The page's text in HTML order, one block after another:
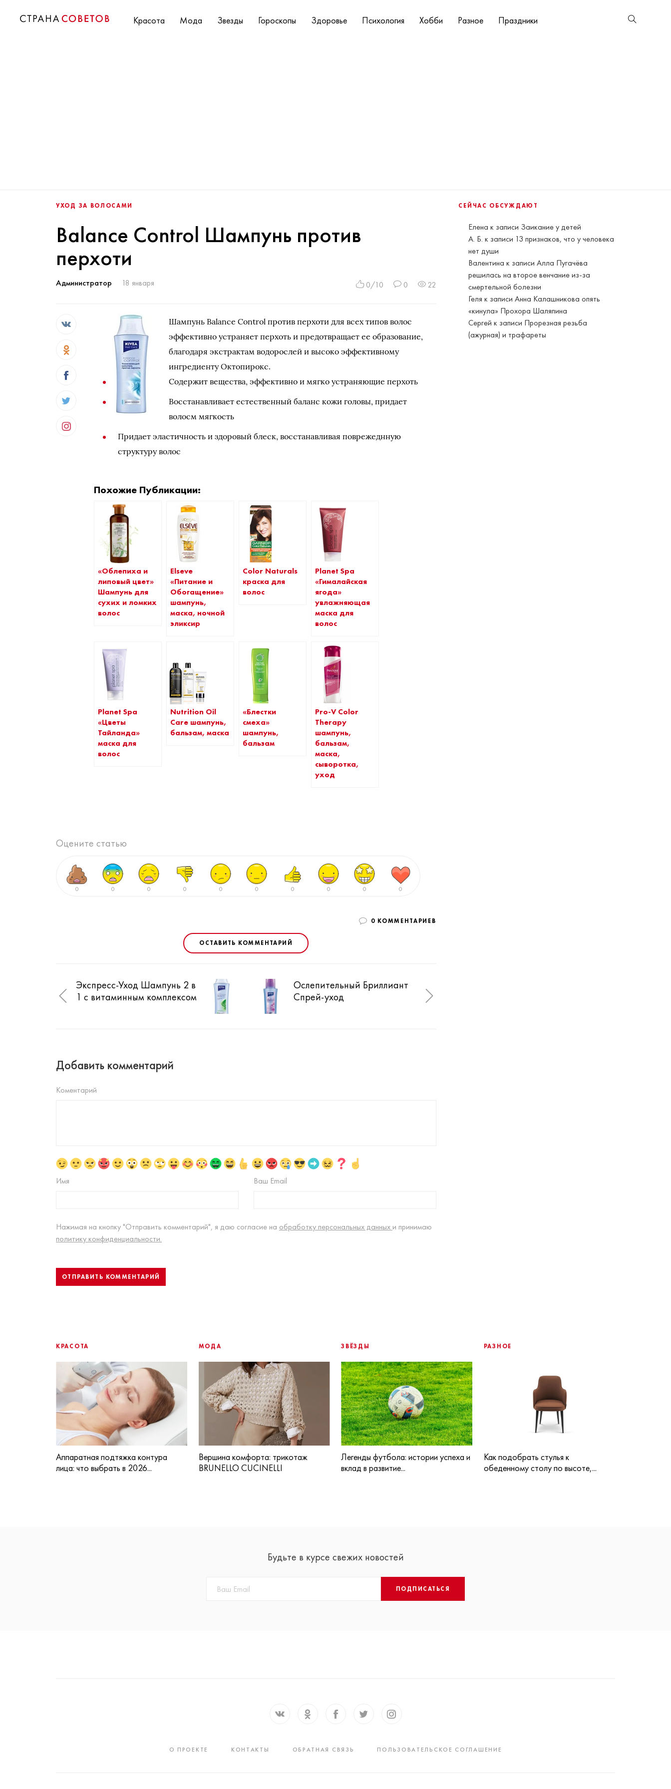
Красота Мода Звезды Гороскопы Здоровье Психология Хобби Разное Праздники
СЕЙЧАС ОБСУЖДАЮТ
Елена к записи Заикание у детей
А. Б. к записи 13 признаков, что у человека
нет души
Валентина к записиАлла Пугачёва
решилась на второе венчание из-за
смертельной болезни
Геля к записиАнна Калашникова опять
«кинула» Прохора Шаляпина
Сергей к записи Прорезная резьба
(ажурная) и трафареты
УХОД ЗА ВОЛОСАМИ
Balance Control Шампунь против
перхоти
Администратор 18 января 0/10 0 22
Шампунь Balance Control против перхоти для всех типов волос
эффективно устраняет перхоть и предотвращает ее образование,
благодаря экстрактам водорослей и высоко эффективному
ингредиенту Октопирокс.
Содержит вещества, эффективно и мягко устраняющие перхоть
Восстанавливает естественный баланс кожи головы, придает
волосм мягкость
Придает эластичность и здоровый блеск, восстанавливая поврежеднную
структуру волос
Похожие Публикации:
«Облепиха и
липовый цвет»
Шампунь для
сухих и ломких
волос
Elseve
«Питание и
Обогащение»
шампунь,
маска, ночной
эликсир
Color Naturals
краска для
волос
Planet Spa
«Гималайская
ягода»
увлажняющая
маска для
волос
Planet Spa
«Цветы
Тайланда»
маска для
волос
Nutrition Oil
Care шампунь,
бальзам, маска
«Блестки
смеха»
шампунь,
бальзам
Pro-V Color
Therapy
шампунь,
бальзам,
маска,
сыворотка,
уход
Оцените статью
0 0 0 0 0 0 0 0 0 0
0 КОММЕНТАРИЕВ
ОСТАВИТЬ КОММЕНТАРИЙ
Экспресс-Уход Шампунь 2 в
1 с витаминным комплексом
Ослепительный Бриллиант
Спрей-уход
Ополаскиватель
Добавить комментарий
Коментарий
Имя Ваш Email
Нажимая на кнопку "Отправить комментарий", я даю согласие на обработку персональных данных и принимаю
политику конфиденциальности.
КРАСОТА
Аппаратная подтяжка контура
лица: что выбрать в 2026...
МОДА
Вершина комфорта: трикотаж
BRUNELLO CUCINELLI
ЗВЁЗДЫ
Легенды футбола: истории успеха и
вклад в развитие...
РАЗНОЕ
Как подобрать стулья к
обеденному столу по высоте,...
Будьте в курсе свежих новостей
ПОДПИСАТЬСЯ
О ПРОЕКТЕ КОНТАКТЫ ОБРАТНАЯ СВЯЗЬ ПОЛЬЗОВАТЕЛЬСКОЕ СОГЛАШЕНИЕ